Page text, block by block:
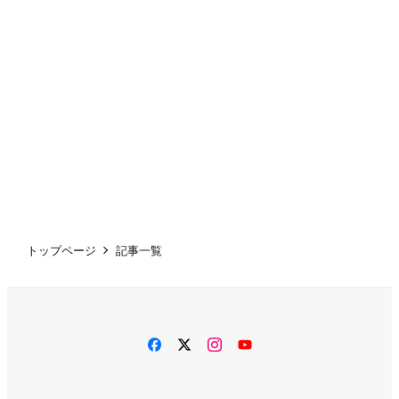
トップページ 記事一覧
facebooktwitterinstagram
YouTube